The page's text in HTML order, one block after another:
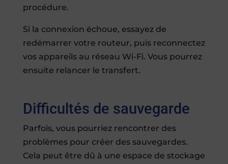
procédure.
Si la connexion échoue, essayez de
redémarrer votre routeur, puis reconnectez
vos appareils au réseau Wi-Fi. Vous pourrez
ensuite relancer le transfert.
Difficultés de sauvegarde
Parfois, vous pourriez rencontrer des
problèmes pour créer des sauvegardes.
Cela peut être dû à une espace de stockage